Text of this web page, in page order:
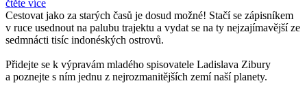
čtěte více
Cestovat jako za starých časů je dosud možné! Stačí se zápisníkem
v ruce usednout na palubu trajektu a vydat se na ty nejzajímavější ze
sedmnácti tisíc indonéských ostrovů.
Přidejte se k výpravám mladého spisovatele Ladislava Zibury
a poznejte s ním jednu z nejrozmanitějších zemí naší planety.